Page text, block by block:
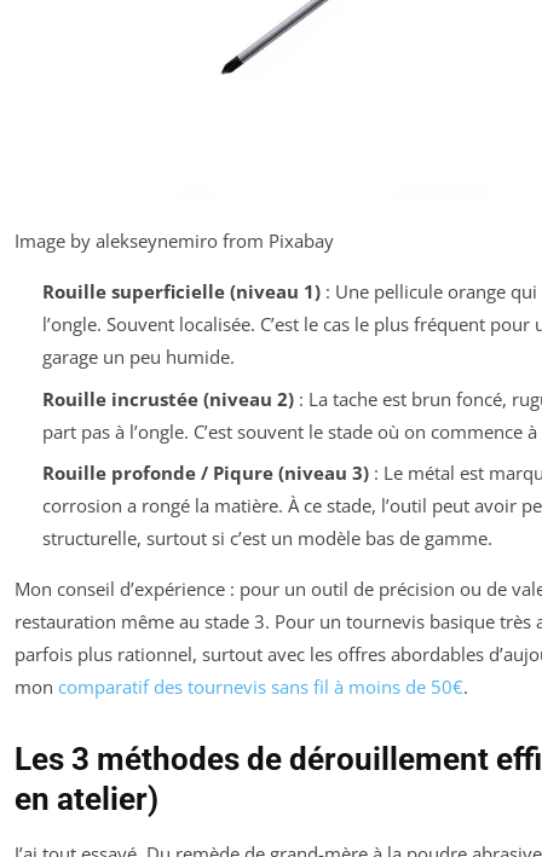
Image by alekseynemiro from Pixabay
Rouille superficielle (niveau 1): Une pellicule orange qui
l’ongle. Souvent localisée. C’est le cas le plus fréquent
garage un peu humide.
Rouille incrustée (niveau 2): La tache est brun foncé,
part pas à l’ongle. C’est souvent le stade où on commence
Rouille profonde / Piqure (niveau 3): Le métal est
corrosion a rongé la matière. À ce stade, l’outil peut avoir
structurelle, surtout si c’est un modèle bas de gamme.
Mon conseil d’expérience : pour un outil de précision ou de
restauration même au stade 3. Pour un tournevis basique très
parfois plus rationnel, surtout avec les offres abordables
mon comparatif des tournevis sans fil à moins de 50€.
Les 3 méthodes de dérouillement
en atelier)